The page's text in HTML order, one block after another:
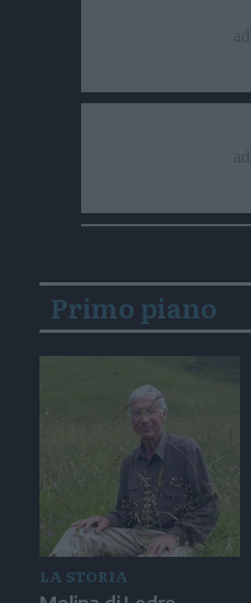
Primo piano
LA STORIA